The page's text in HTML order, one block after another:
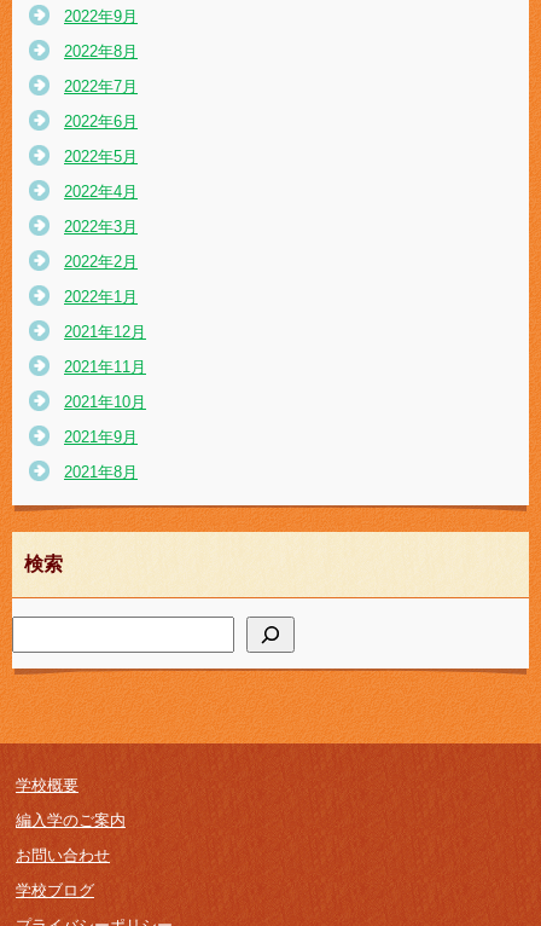
2022年9月
2022年8月
2022年7月
2022年6月
2022年5月
2022年4月
2022年3月
2022年2月
2022年1月
2021年12月
2021年11月
2021年10月
2021年9月
2021年8月
検索
学校概要
編入学のご案内
お問い合わせ
学校ブログ